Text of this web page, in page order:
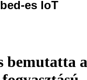
es IoT
bemutatta a